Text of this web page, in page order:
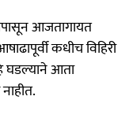
आजतागायत
कधीच विहिरी
घडल्याने आता